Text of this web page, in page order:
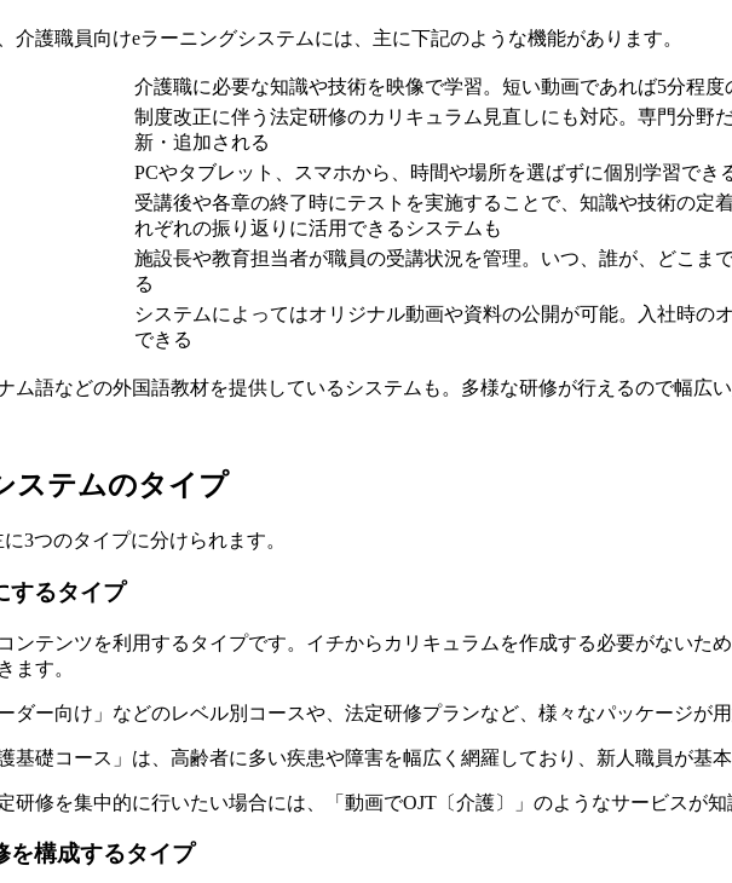
介護職員向けeラーニングシステムには、主に下記のような機能があります。
介護職に必要な知識や技術を映像で学習。短い動画であれば5分程
制度改正に伴う法定研修のカリキュラム見直しにも対応。専門分野
新・追加される
PCやタブレット、スマホから、時間や場所を選ばずに個別学習で
受講後や各章の終了時にテストを実施することで、知識や技術の定
れぞれの振り返りに活用できるシステムも
施設長や教育担当者が職員の受講状況を管理。いつ、誰が、どこま
る
システムによってはオリジナル動画や資料の公開が可能。入社時の
できる
ム語などの外国語教材を提供しているシステムも。多様な研修が行えるので幅広
ステムのタイプ
3つのタイプに分けられます。
するタイプ
ンテンツを利用するタイプです。イチからカリキュラムを作成する必要がないた
ます。
ダー向け」などのレベル別コースや、法定研修プランなど、様々なパッケージが
基礎コース」は、高齢者に多い疾患や障害を幅広く網羅しており、新人職員が基
研修を集中的に行いたい場合には、「動画でOJT〔介護〕」のようなサービスが知
を構成するタイプ